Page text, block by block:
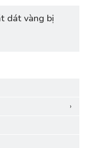
dát vàng bị
›